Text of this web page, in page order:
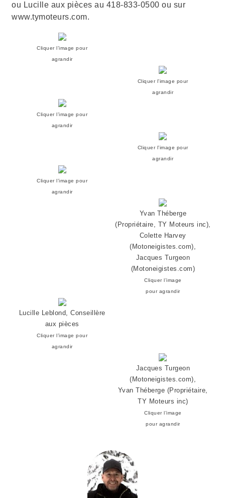
ou Lucille aux pièces au 418-833-0500 ou sur
www.tymoteurs.com.
Cliquer l’image pour
agrandir
Cliquer l’image pour
agrandir
Cliquer l’image pour
agrandir
Cliquer l’image pour
agrandir
Cliquer l’image pour
agrandir
Yvan Théberge
(Propriétaire, TY Moteurs inc),
Colette Harvey
(Motoneigistes.com),
Jacques Turgeon
(Motoneigistes.com)
Cliquer l’image
pour agrandir
Lucille Leblond, Conseillère
aux pièces
Cliquer l’image pour
agrandir
Jacques Turgeon
(Motoneigistes.com),
Yvan Théberge (Propriétaire,
TY Moteurs inc)
Cliquer l’image
pour agrandir